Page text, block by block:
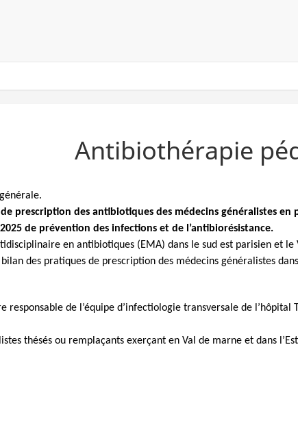
Antibiothérapie
prescription des antibiotiques des médecins généralistes
de prévention des infections et de l’antibiorésistance.
en antibiotiques (EMA) dans le sud est parisien et
des pratiques de prescription des médecins généralistes
responsable de l’équipe d’infectiologie transversale de
thésés ou remplaçants exerçant en Val de marne et dans